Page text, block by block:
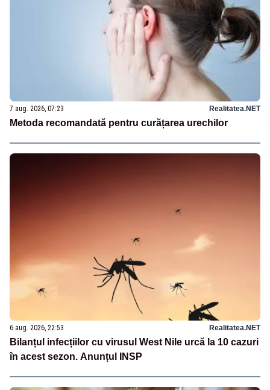
7 aug. 2026, 07:23 Realitatea.NET
Metoda recomandată pentru curățarea urechilor
6 aug. 2026, 22:53 Realitatea.NET
Bilanțul infecțiilor cu virusul West Nile urcă la 10 cazuri
în acest sezon. Anunțul INSP